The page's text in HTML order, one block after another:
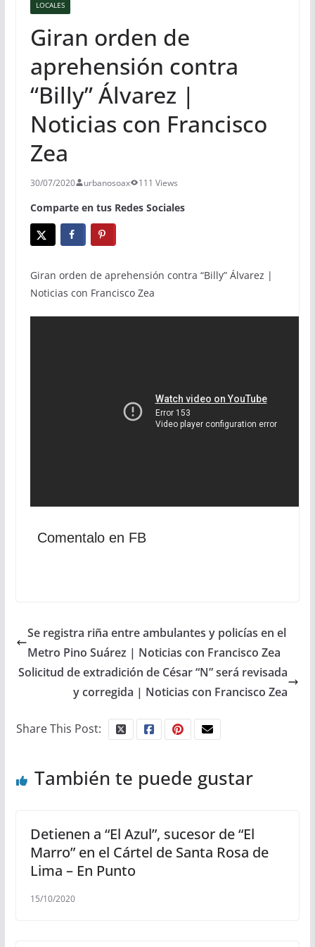
LOCALES
Giran orden de
aprehensión contra
“Billy” Álvarez |
Noticias con Francisco
Zea
30/07/2020 urbanosoax 111 Views
Comparte en tus Redes Sociales
Giran orden de aprehensión contra “Billy” Álvarez |
Noticias con Francisco Zea
Comentalo en FB
Se registra riña entre ambulantes y policías en el
Metro Pino Suárez | Noticias con Francisco Zea
Solicitud de extradición de César “N” será revisada
y corregida | Noticias con Francisco Zea
Share This Post:
También te puede gustar
Detienen a “El Azul”, sucesor de “El
Marro” en el Cártel de Santa Rosa de
Lima – En Punto
15/10/2020